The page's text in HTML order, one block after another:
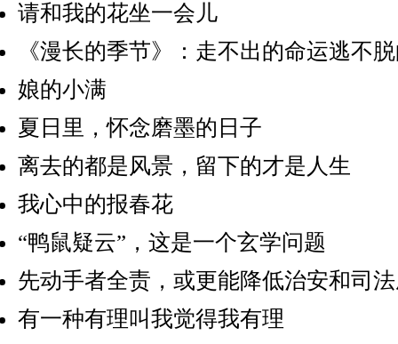
请和我的花坐一会儿
《漫长的季节》：走不出的命运逃不
娘的小满
夏日里，怀念磨墨的日子
离去的都是风景，留下的才是人生
我心中的报春花
“鸭鼠疑云”，这是一个玄学问题
先动手者全责，或更能降低治安和司
有一种有理叫我觉得我有理